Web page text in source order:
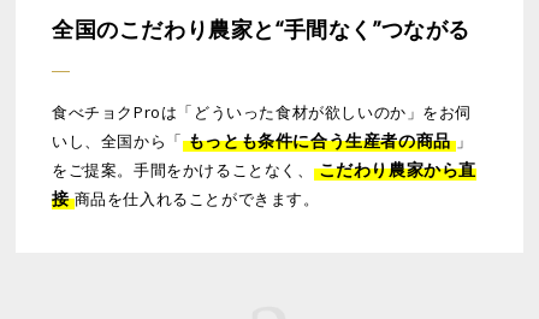
全国のこだわり農家と“手間なく”つながる
食べチョクProは「どういった食材が欲しいのか」をお伺
いし、全国から「 もっとも条件に合う生産者の商品 」
をご提案。手間をかけることなく、
こだわり農家から直
接 商品を仕入れることができます。